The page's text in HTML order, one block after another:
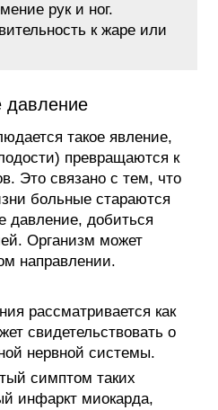
рук и ног.
к жаре или
давление
такое явление,
превращаются к
Это связано с тем, что
больные стараются
давление, добиться
Организм может
направлении.
рассматривается как
свидетельствовать о
нервной системы.
симптом таких
инфаркт миокарда,